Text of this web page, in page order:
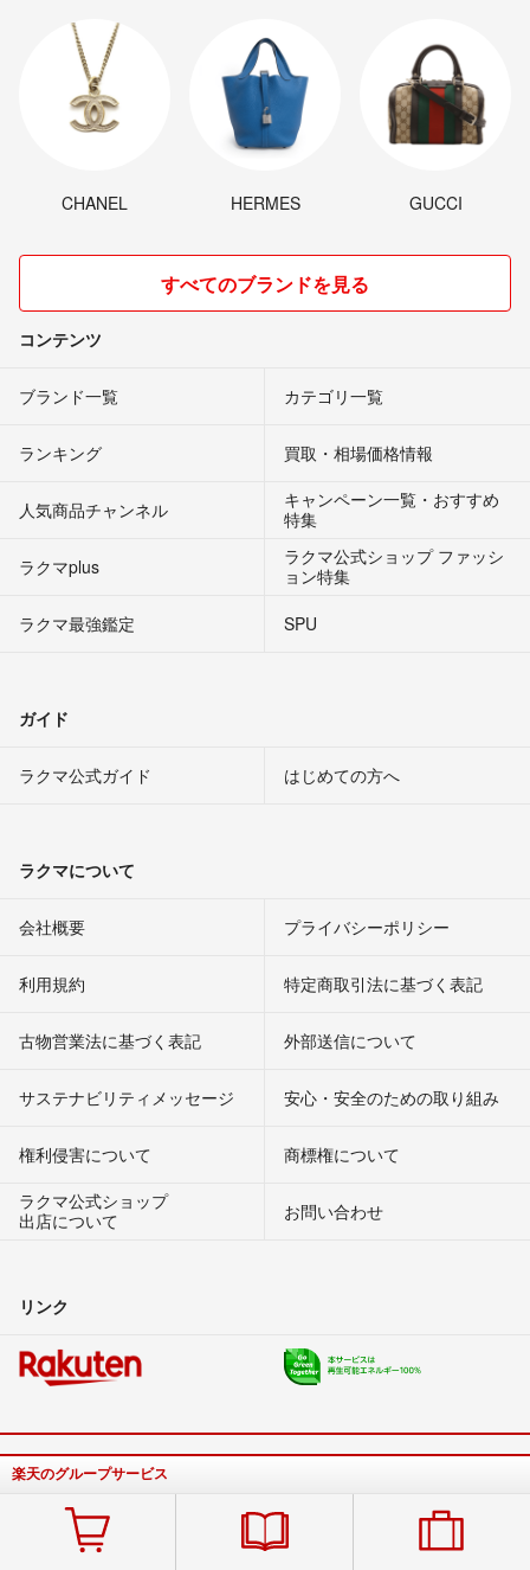
CHANEL HERMES GUCCI
すべてのブランドを見る
コンテンツ
ブランド一覧 カテゴリ一覧
ランキング 買取・相場価格情報
人気商品チャンネル
キャンペーン一覧・おすすめ
特集
ラクマplus
ラクマ公式ショップ ファッシ
ョン特集
ラクマ最強鑑定
SPU
ガイド
ラクマ公式ガイド はじめての方へ
ラクマについて
会社概要 プライバシーポリシー
利用規約 特定商取引法に基づく表記
古物営業法に基づく表記 外部送信について
サステナビリティメッセージ 安心・安全のための取り組み
権利侵害について
商標権について
ラクマ公式ショップ
出店について
お問い合わせ
リンク
楽天のグループサービス